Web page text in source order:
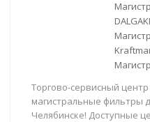
Торгово-сервисный
магистральные фильтры
Челябинске! Доступные